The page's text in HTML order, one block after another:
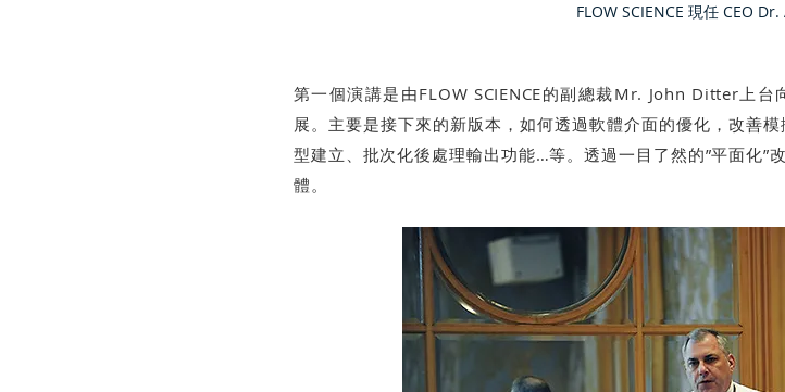
FLOW SCIENCE 現任 CEO
第一個演講是由FLOW SCIENCE的副總裁Mr. John Ditter上
展。主要是接下來的新版本，如何透過軟體介面的優化，改善
型建立、批次化後處理輸出功能…等。透過一目了然的”平面化”
體。